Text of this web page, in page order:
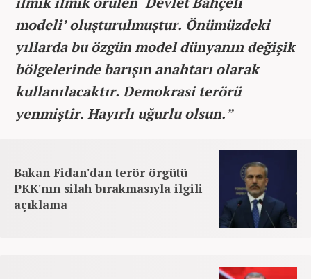
modeli’ oluşturulmuştur. Önümüzdeki
yıllarda bu özgün model dünyanın değişik
bölgelerinde barışın anahtarı olarak
kullanılacaktır. Demokrasi terörü
yenmiştir. Hayırlı uğurlu olsun.”
Bakan Fidan'dan terör örgütü
PKK'nın silah bırakmasıyla ilgili
açıklama